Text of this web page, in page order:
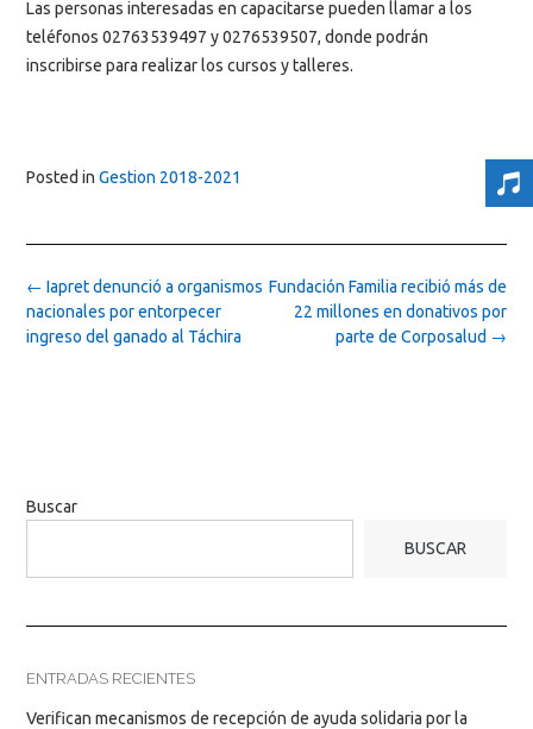
Las personas interesadas en capacitarse pueden llamar a los
teléfonos 02763539497 y 0276539507, donde podrán
inscribirse para realizar los cursos y talleres.
Posted in Gestion 2018-2021
Post
navigation
Fundación Familia recibió más de
22 millones en donativos por
parte de Corposalud →
← Iapret denunció a organismos
nacionales por entorpecer
ingreso del ganado al Táchira
Buscar
BUSCAR
ENTRADAS RECIENTES
Verifican mecanismos de recepción de ayuda solidaria por la